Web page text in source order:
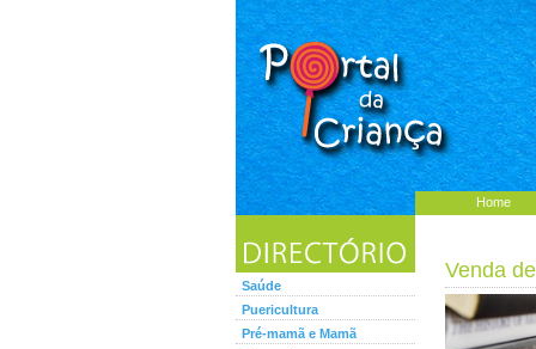
Home
Saúde
Puericultura
Pré-mamã e Mamã
Venda